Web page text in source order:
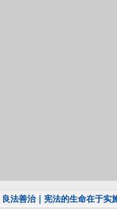
良法善治｜宪法的生命在于实